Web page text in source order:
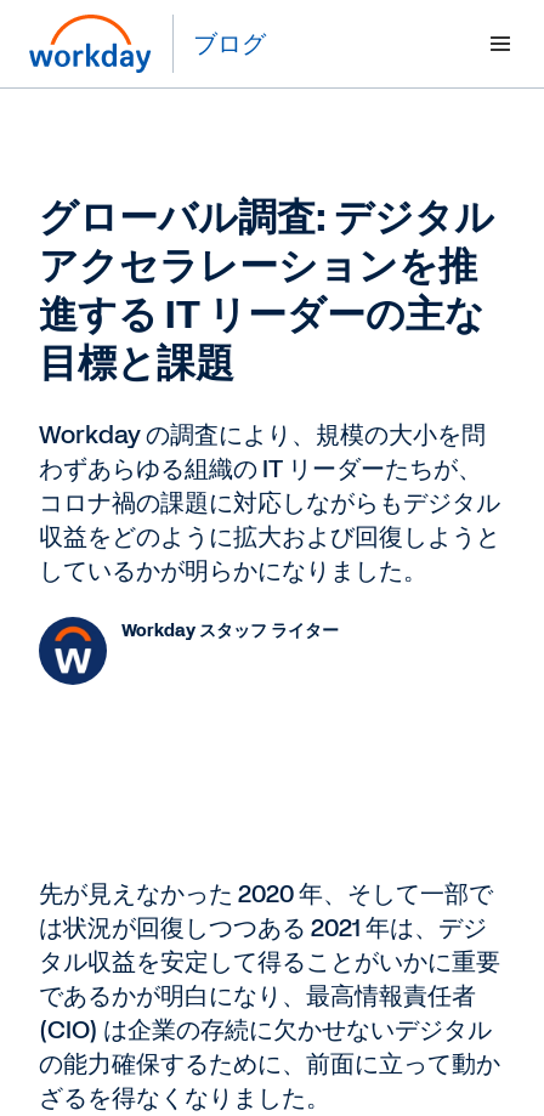
ブログ
グローバル調査: デジタル
アクセラレーションを推
進する IT リーダーの主な
目標と課題
Workday の調査により、規模の大小を問
わずあらゆる組織の IT リーダーたちが、
コロナ禍の課題に対応しながらもデジタル
収益をどのように拡大および回復しようと
しているかが明らかになりました。
Workday スタッフ ライター
先が見えなかった 2020 年、そして一部で
は状況が回復しつつある 2021 年は、デジ
タル収益を安定して得ることがいかに重要
であるかが明白になり、最高情報責任者
(CIO) は企業の存続に欠かせないデジタル
の能力確保するために、前面に立って動か
ざるを得なくなりました。